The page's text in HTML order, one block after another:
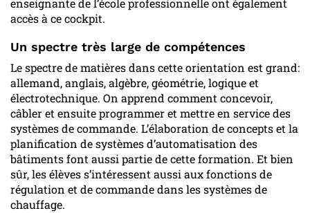
enseignante de l’école professionnelle ont également
accès à ce cockpit.
Un spectre très large de compétences
Le spectre de matières dans cette orientation est grand:
allemand, anglais, algèbre, géométrie, logique et
électrotechnique. On apprend comment concevoir,
câbler et ensuite programmer et mettre en service des
systèmes de commande. L’élaboration de concepts et la
planification de systèmes d’automatisation des
bâtiments font aussi partie de cette formation. Et bien
sûr, les élèves s’intéressent aussi aux fonctions de
régulation et de commande dans les systèmes de
chauffage.